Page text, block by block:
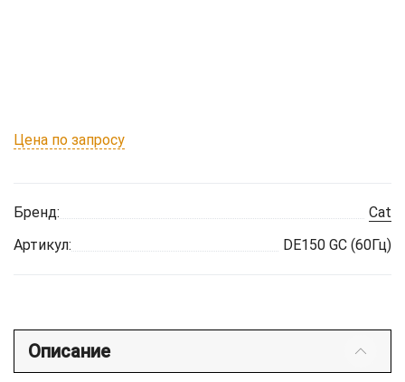
Цена по запросу
Бренд:
Cat
Артикул:
DE150 GC (60Гц)
Описание